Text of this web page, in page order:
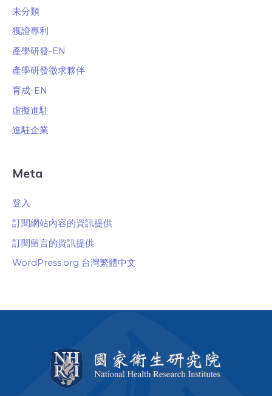
未分類
獲證專利
產學研發-EN
產學研發徵求夥伴
育成-EN
虛擬進駐
進駐企業
Meta
登入
訂閱網站內容的資訊提供
訂閱留言的資訊提供
WordPress.org 台灣繁體中文